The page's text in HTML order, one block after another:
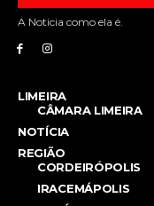
A Noticia como ela é.
LIMEIRA
CÂMARA LIMEIRA
NOTÍCIA
REGIÃO
CORDEIRÓPOLIS
IRACEMÁPOLIS